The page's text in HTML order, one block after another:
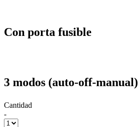
Con porta fusible
3 modos (auto-off-manual)
Cantidad
-